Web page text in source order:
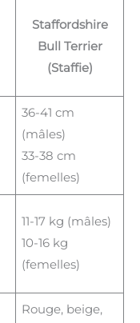
Staffordshire
Bull Terrier
(Staffie)
36-41 cm
(mâles)
33-38 cm
(femelles)
11-17 kg (mâles)
10-16 kg
(femelles)
Rouge, beige,